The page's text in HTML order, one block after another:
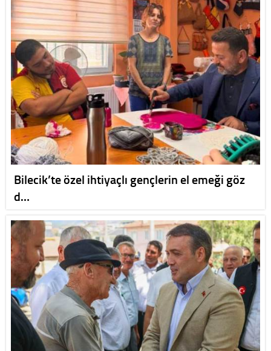
Bilecik’te özel ihtiyaçlı gençlerin el emeği göz
d…